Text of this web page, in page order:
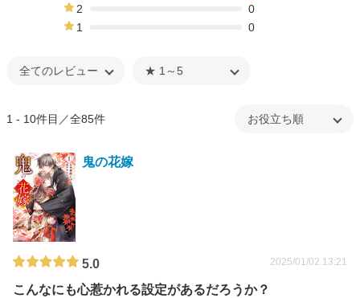
2
0
1
0
1 - 10件目／全85件
鬼の花嫁
5.0 2025/01/02 13:21
こんなにも心惹かれる設定があるだろうか？